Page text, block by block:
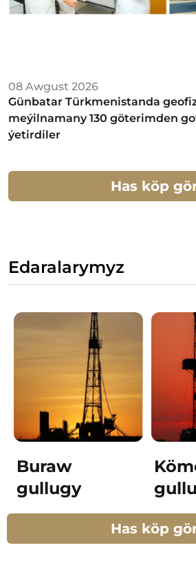
08 Awgust 2026
Günbatar Türkmenistanda
meýilnamany 130 göterimden
ýetirdiler
Has köp
Edaralarymyz
Buraw
gullugy
Has köp